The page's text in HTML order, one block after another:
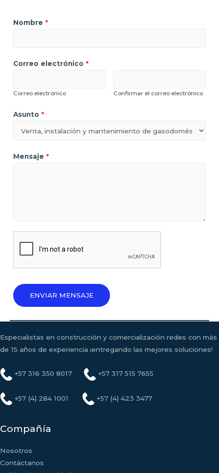
Nombre*
Correo electrónico*
Correo electrónico Confirmar el correo electrónico
Asunto*
Mensaje*
ENVIAR MENSAJE
Especialistas en construcción y comercialización redes con más
de 15 años de experiencia ¡entregando las mejores soluciones!
+57 316 350 8017 +57 317 515 7655
+57 (4) 284 1001 +57 (4) 423 3477
Compañía
Nosotros
Contáctanos